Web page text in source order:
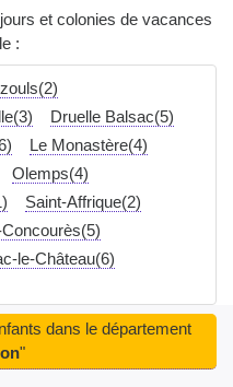
et colonies de vacances
:
Druelle Balsac(5)
Le Monastère(4)
Olemps(4)
Saint-Affrique(2)
le-Château(6)
dans le département
"